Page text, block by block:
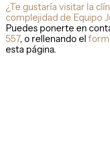
¿Te gustaría visitar la
complejidad de Equipo
Puedes ponerte en
557, o rellenando el
esta página.